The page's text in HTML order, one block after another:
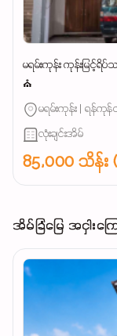
မရမ်းကုန်း ကုန်းမြင့်ရိ
⛪
မရမ်းကုန်း | ရန်ကုန်
လုံးချင်းအိမ်
85,000 သိန်း
အိမ်ခြံမြေ အငှါးကြေ